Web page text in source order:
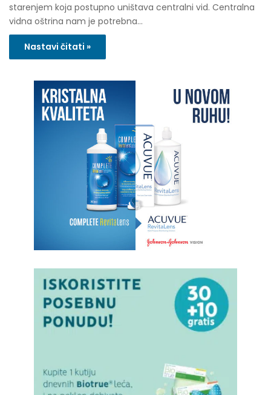
starenjem koja postupno uništava centralni vid. Centralna
vidna oštrina nam je potrebna…
Nastavi čitati »